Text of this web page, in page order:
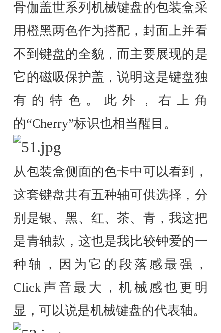
骨伽盖世系列机械键盘的包装盒采
用橙黑两色作为搭配，封面上并看
不到键盘的全貌，而主要展现的是
它的磁吸保护盖，说明这是键盘独
有的特色。此外，右上角
的“Cherry”标识也相当醒目。
从包装盒侧面的色卡中可以看到，
这套键盘共有五种轴可供选择，分
别是银、黑、红、茶、青，我这把
是青轴款，这也是我比较钟爱的一
种轴，因为它的段落感最强，
Click声音最大，机械感也更明
显，可以说是机械键盘的代表轴。